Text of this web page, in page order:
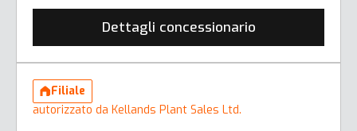
Dettagli concessionario
Filiale
autorizzato da Kellands Plant Sales Ltd.